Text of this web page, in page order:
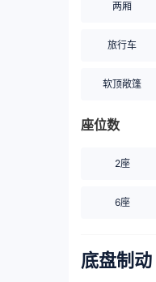
两厢
旅行车
软顶敞篷
座位数
2座
6座
底盘制动